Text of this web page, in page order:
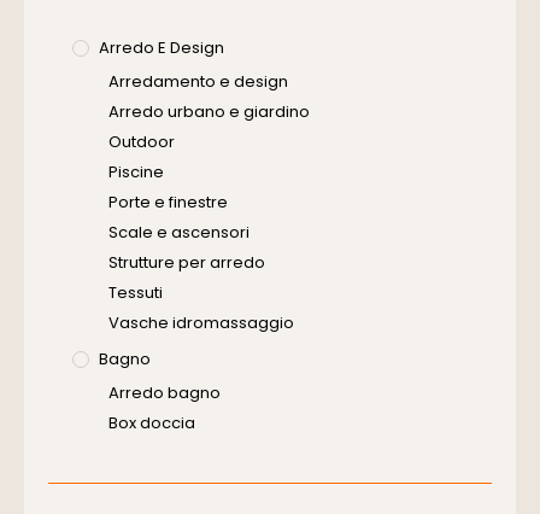
Senza Categoria
Software
Arredo E Design
Arredamento e design
Arredo urbano e giardino
Outdoor
Piscine
Porte e finestre
Scale e ascensori
Strutture per arredo
Tessuti
Vasche idromassaggio
Bagno
Arredo bagno
Box doccia
Placche di comando per wc